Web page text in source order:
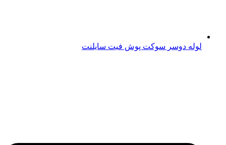
لوله دوسر سوکت پوش فیت سایلنت